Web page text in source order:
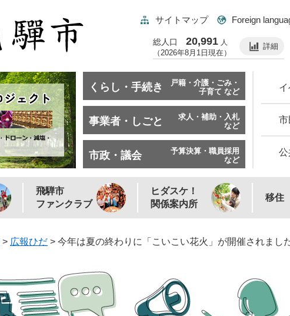
サイトマップ Foreign
総人口 20,991 人
（2026年8月1日現在）
詳細
くらし・手続き
戸籍・介護・ごみ・
子育て など
事業者・しごと
求人・補助・入札
など
市政・議会
予算決算・職員採用
など
市
公
飛騨市
ファンクラブ
ヒダスケ！
関係案内所
移住
> 広報ひだ > 今年は夏の終わりに「こいこい花火」が開催されまし